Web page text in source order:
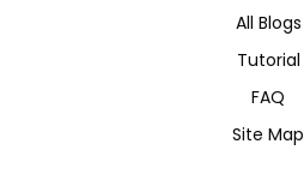
All Blogs
Tutorial
FAQ
Site Map